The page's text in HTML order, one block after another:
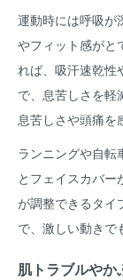
運動時には呼吸が
やフィット感がと
れば、吸汗速乾性
で、息苦しさを軽
息苦しさや頭痛を
ランニングや自転
とフェイスカバ
が調整できるタイ
で、激しい動きで
肌トラブルやか